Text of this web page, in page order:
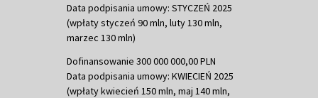
Data podpisania umowy: STYCZEŃ 2025
(wpłaty styczeń 90 mln, luty 130 mln,
marzec 130 mln)
Dofinansowanie 300 000 000,00 PLN
Data podpisania umowy: KWIECIEŃ 2025
(wpłaty kwiecień 150 mln, maj 140 mln,